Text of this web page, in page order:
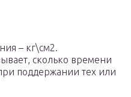
– кг\см2.
сколько времени
поддержании тех или